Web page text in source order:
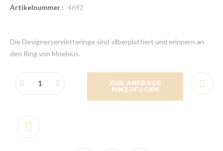
Artikelnummer : 4692
Die Designerservietteringe sind silberplattiert und erinnern an
den Ring von Moebius.
ZUR ANFRAGE
HINZUFÜGEN